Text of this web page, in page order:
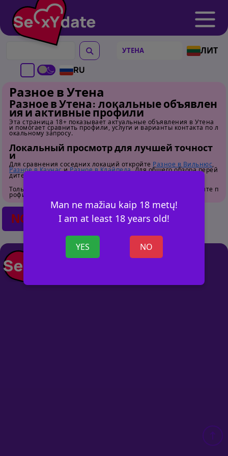
ЛИТ
RU
Man ne mažiau kaip 18 metų!
I am at least 18 years old!
YES NO
Разное в Утена
Разное в Утена: локальные объявлен
ия и активные профили
Эта страница 18+ показывает актуальные объявления в Утена
и помогает сравнить профили, услуги и варианты контакта по л
окальному запросу.
Локальный просмотр для лучшей точност
и
Для сравнения соседних локаций откройте Разное в Вильнюс,
Разное в КаунасиРазное в Клайпеда. Для общего обзора перей
дите на
Только для взрослых. Перед контактом внимательно изучайте п
рофили.
NO POSTS FOUND
+ ОБЪЯВ